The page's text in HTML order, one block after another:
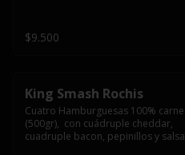
$9.500
King Smash Rochis
Cuatro Hamburguesas 100% carne
(500gr),  con cuádruple cheddar,
cuadruple bacon, pepinillos y salsa